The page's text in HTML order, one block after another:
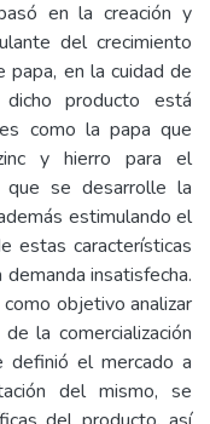
en la creación y
del crecimiento
papa, en la cuidad de
dicho producto está
como la papa que
y hierro para el
que se desarrolle la
estimulando el
estas características
insatisfecha.
objetivo analizar
la comercialización
definió el mercado a
del mismo, se